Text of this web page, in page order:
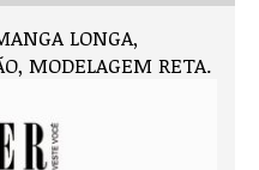
LONGA,
MODELAGEM RETA.